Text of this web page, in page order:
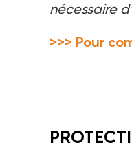
nécessaire
>>> Pour